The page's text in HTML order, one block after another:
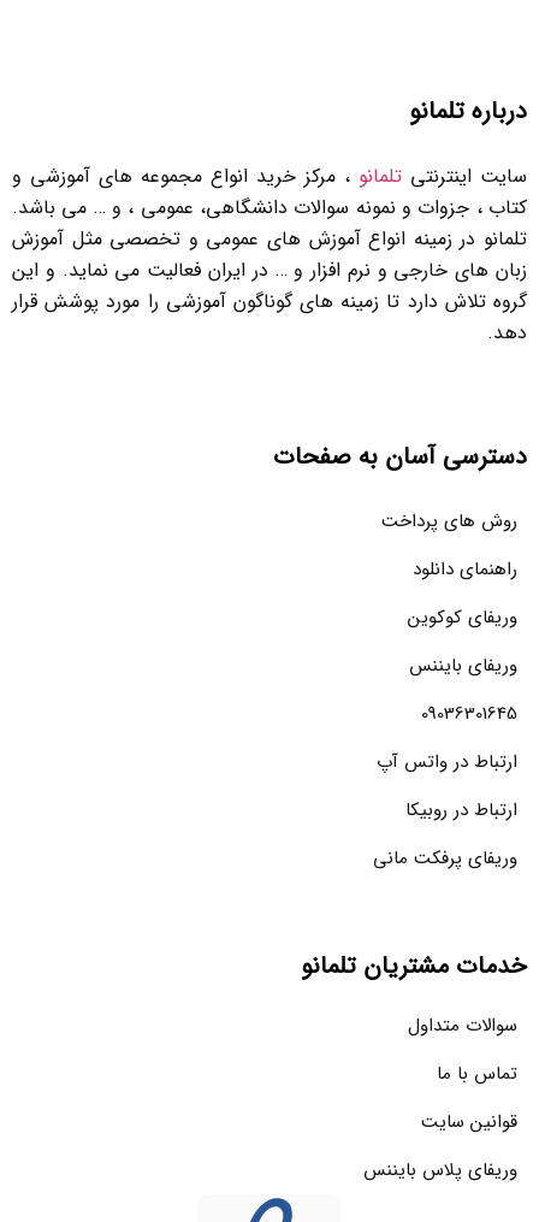
درباره تلمانو
سایت اینترنتی تلمانو ، مرکز خرید انواع مجموعه های آموزشی و
کتاب ، جزوات و نمونه سوالات دانشگاهی، عمومی ، و … می باشد.
تلمانو در زمینه انواع آموزش های عمومی و تخصصی مثل آموزش
زبان های خارجی و نرم افزار و … در ایران فعالیت می نماید. و این
گروه تلاش دارد تا زمینه های گوناگون آموزشی را مورد پوشش قرار
دهد.
دسترسی آسان به صفحات
روش های پرداخت
راهنمای دانلود
وریفای کوکوین
وریفای بایننس
09036301645
ارتباط در واتس آپ
ارتباط در روبیکا
وریفای پرفکت مانی
خدمات مشتریان تلمانو
سوالات متداول
تماس با ما
قوانین سایت
وریفای پلاس بایننس